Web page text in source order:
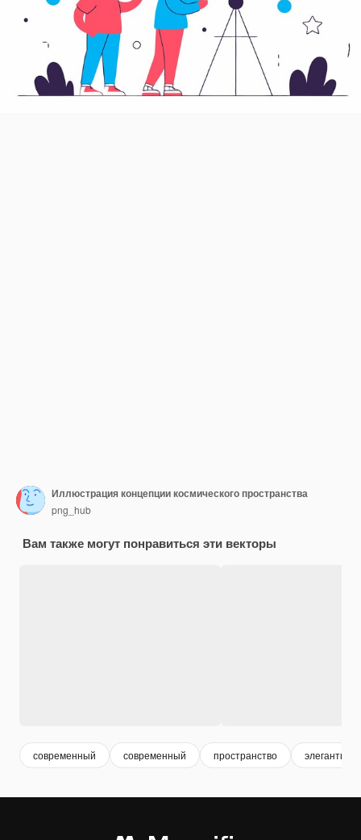
Иллюстрация концепции космического пространства
png_hub
Вам также могут понравиться эти векторы
современный современный пространство элегантный